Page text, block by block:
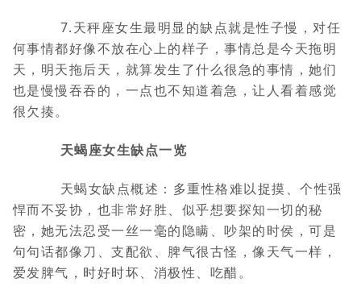
7.天秤座女生最明显的缺点就是性子慢，对任
何事情都好像不放在心上的样子，事情总是今天拖明
天，明天拖后天，就算发生了什么很急的事情，她们
也是慢慢吞吞的，一点也不知道着急，让人看着感觉
很欠揍。
天蝎座女生缺点一览
天蝎女缺点概述：多重性格难以捉摸、个性强
悍而不妥协，也非常好胜、似乎想要探知一切的秘
密，她无法忍受一丝一毫的隐瞒、吵架的时侯，可是
句句话都像刀、支配欲、脾气很古怪，像天气一样，
爱发脾气，时好时坏、消极性、吃醋。